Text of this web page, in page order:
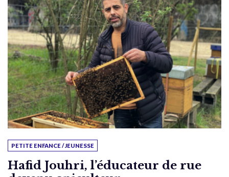
PETITE ENFANCE / JEUNESSE
Hafid Jouhri, l’éducateur de rue